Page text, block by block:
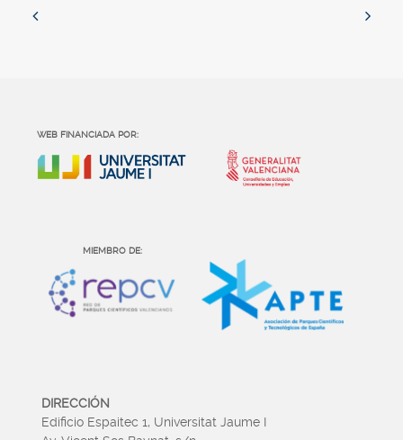
WEB FINANCIADA POR:
MIEMBRO DE:
DIRECCIÓN
Edificio Espaitec 1, Universitat Jaume I